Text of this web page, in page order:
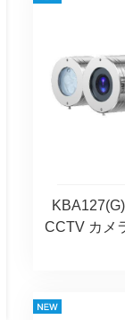
CCTV カメ